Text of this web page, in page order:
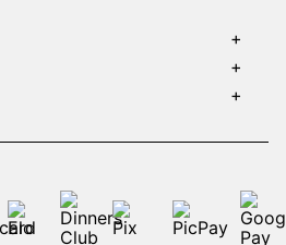
+
+
+